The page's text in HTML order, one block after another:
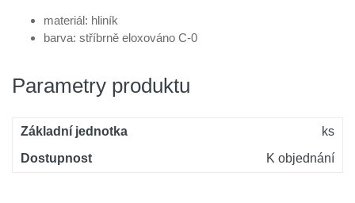
materiál: hliník
barva: stříbrně eloxováno C-0
Parametry produktu
Základní jednotka
ks
Dostupnost
K objednání